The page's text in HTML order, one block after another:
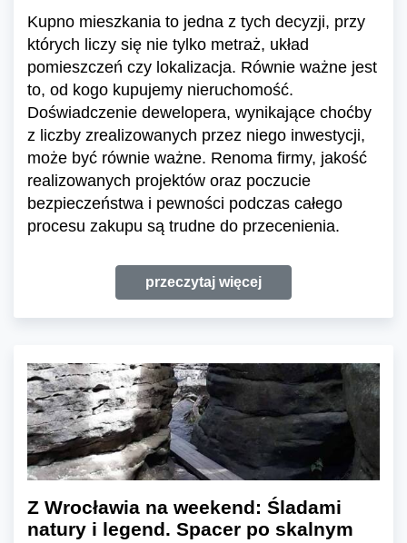
Kupno mieszkania to jedna z tych decyzji, przy
których liczy się nie tylko metraż, układ
pomieszczeń czy lokalizacja. Równie ważne jest
to, od kogo kupujemy nieruchomość.
Doświadczenie dewelopera, wynikające choćby
z liczby zrealizowanych przez niego inwestycji,
może być równie ważne. Renoma firmy, jakość
realizowanych projektów oraz poczucie
bezpieczeństwa i pewności podczas całego
procesu zakupu są trudne do przecenienia.
przeczytaj więcej
Z Wrocławia na weekend: Śladami
natury i legend. Spacer po skalnym